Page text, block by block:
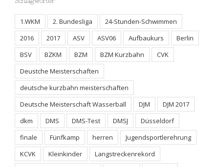
1.WKM 2. Bundesliga
24-Stunden-Schwimmen
2016
2017 ASV ASV06 Aufbaukurs
Berlin
BSV
BZKM BZM BZM Kurzbahn
CVK
Deustche Meisterschaften
deutsche kurzbahn meisterschaften
Deutsche Meisterschaft Wasserball
DJM
DJM 2017
dkm
DMS DMS-Test DMSJ
Düsseldorf
finale
Fünfkamp herren
Jugendsportlerehrung
KCVK
Kleinkinder
Langstreckenrekord
Langstreckenschwimmen
männlich
Osthalle